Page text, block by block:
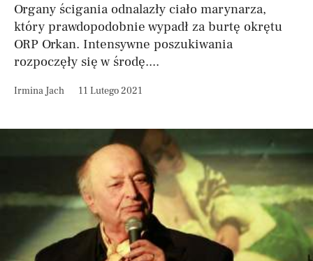
Organy ścigania odnalazły ciało marynarza,
który prawdopodobnie wypadł za burtę okrętu
ORP Orkan. Intensywne poszukiwania
rozpoczęły się w środę....
Irmina Jach 11 Lutego 2021